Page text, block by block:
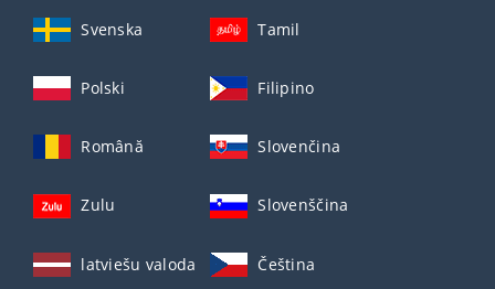
Svenska Tamil
Polski Filipino
Română Slovenčina
Zulu Slovenščina
latviešu valoda Čeština